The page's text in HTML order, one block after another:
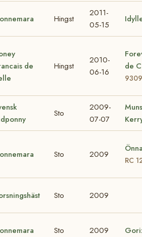
Hingst
2011-
05-15
de
Hingst
2010-
06-16
de
Sto
2009-
07-07
Sto 2009
RC
Sto 2009
Sto 2009